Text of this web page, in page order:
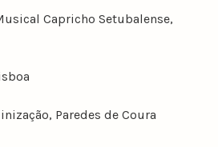
Capricho Setubalense,
Paredes de Coura